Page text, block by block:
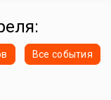
Все события